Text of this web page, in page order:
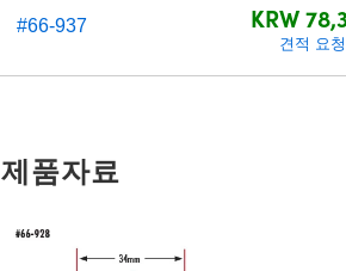
#66-937 KRW
견적 요청
제품자료